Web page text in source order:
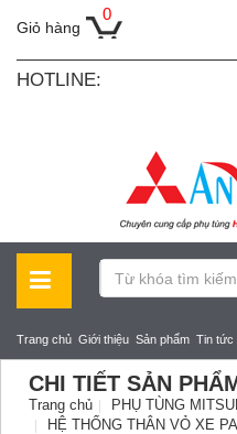
Giỏ hàng
0
HOTLINE:
Trang chủ Giới thiệu Sản phẩm Tin tức
CHI TIẾT SẢN
Trang chủ PHỤ TÙNG
HỆ THỐNG THÂN VỎ XE